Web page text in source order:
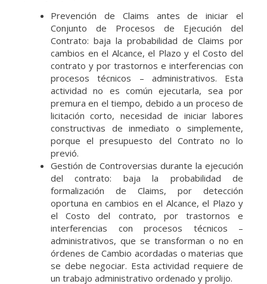
Prevención de Claims antes de iniciar el
Conjunto de Procesos de Ejecución del
Contrato: baja la probabilidad de Claims por
cambios en el Alcance, el Plazo y el Costo del
contrato y por trastornos e interferencias con
procesos técnicos – administrativos. Esta
actividad no es común ejecutarla, sea por
premura en el tiempo, debido a un proceso de
licitación corto, necesidad de iniciar labores
constructivas de inmediato o simplemente,
porque el presupuesto del Contrato no lo
previó.
Gestión de Controversias durante la ejecución
del contrato: baja la probabilidad de
formalización de Claims, por detección
oportuna en cambios en el Alcance, el Plazo y
el Costo del contrato, por trastornos e
interferencias con procesos técnicos –
administrativos, que se transforman o no en
órdenes de Cambio acordadas o materias que
se debe negociar. Esta actividad requiere de
un trabajo administrativo ordenado y prolijo.